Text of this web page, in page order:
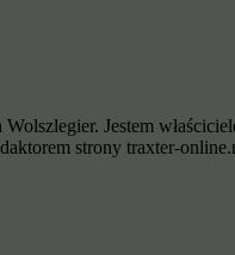
Jestem
strony traxter-